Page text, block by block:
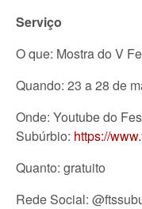
Serviço
O que: Mostra do V
Quando: 23 a 28 de
Onde: Youtube do
Subúrbio: https://
Quanto: gratuito
Rede Social: